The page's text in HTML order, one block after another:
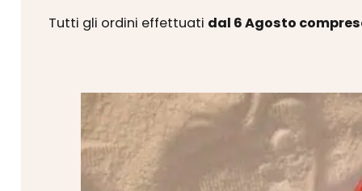
Tutti gli ordini effettuati dal 6 Agosto